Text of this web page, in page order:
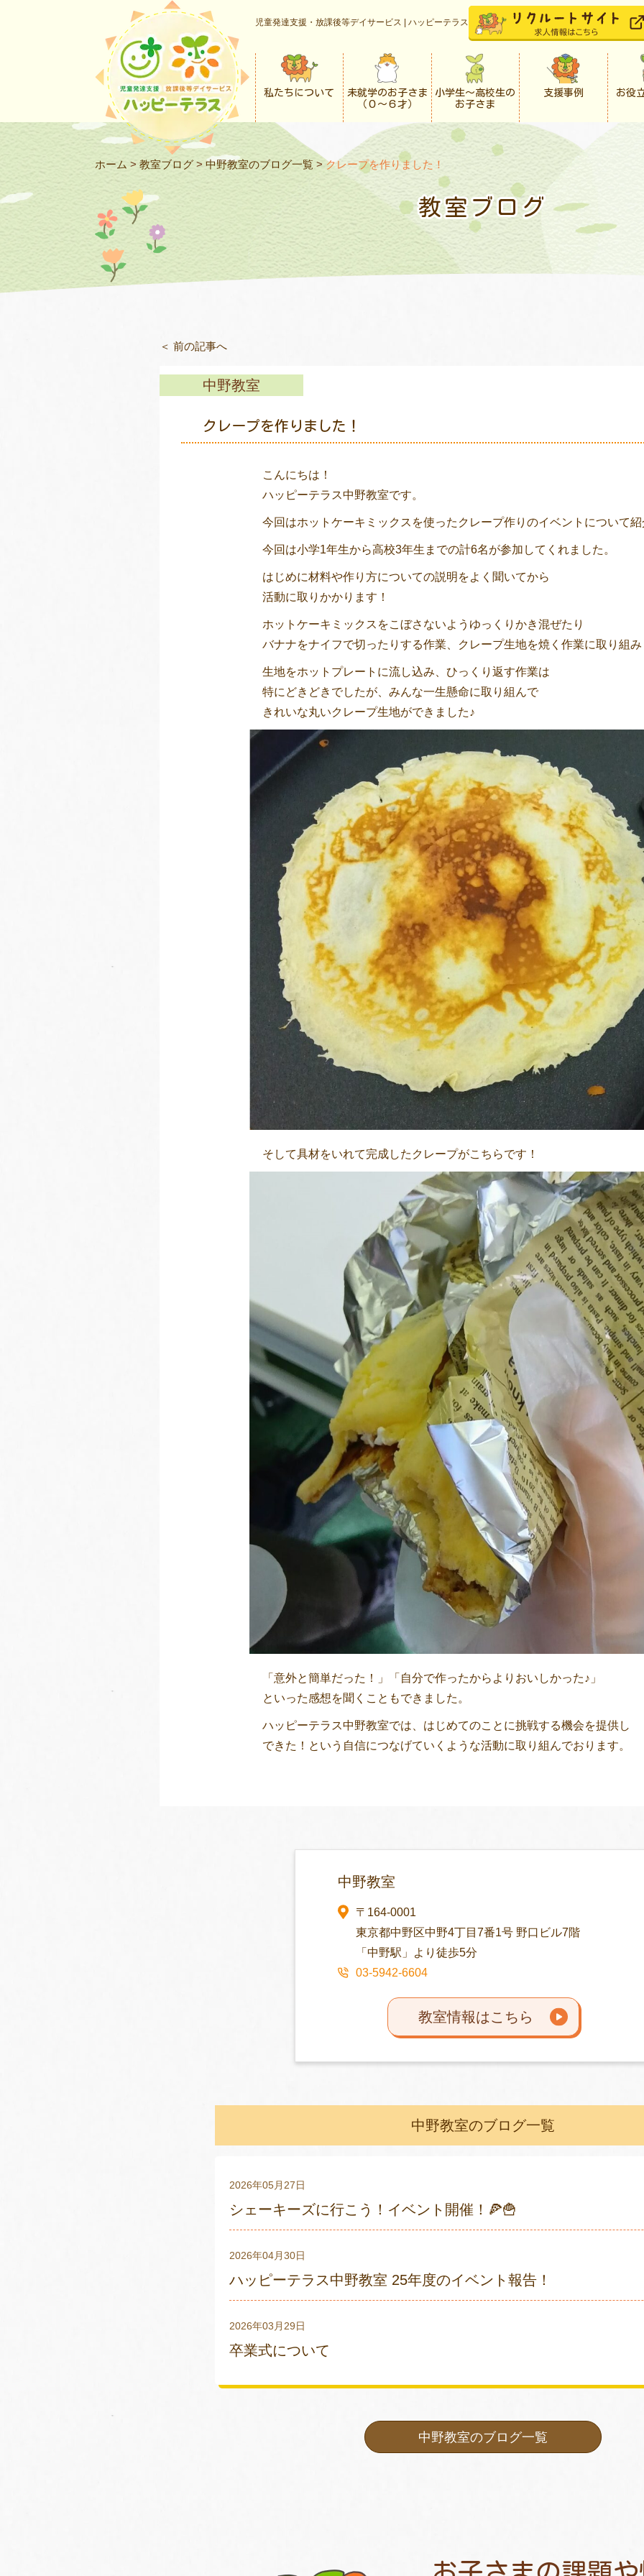
児童発達支援・放課後等デイサービス | ハッピーテラス
私たちについて
未就学のお子さま
（０〜６才）
小学生〜高校生の
お子さま
支援事例 お役
ホーム > 教室ブログ > 中野教室のブログ一覧 > クレープを作りました！
教室ブログ
＜ 前の記事へ
中野教室
クレープを作りました！
こんにちは！
ハッピーテラス中野教室です。
今回はホットケーキミックスを使ったクレープ作りのイベントについて
今回は小学1年生から高校3年生までの計6名が参加してくれました。
はじめに材料や作り方についての説明をよく聞いてから
活動に取りかかります！
ホットケーキミックスをこぼさないようゆっくりかき混ぜたり
バナナをナイフで切ったりする作業、クレープ生地を焼く作業に取り組
生地をホットプレートに流し込み、ひっくり返す作業は
特にどきどきでしたが、みんな一生懸命に取り組んで
きれいな丸いクレープ生地ができました♪
そして具材をいれて完成したクレープがこちらです！
「意外と簡単だった！」「自分で作ったからよりおいしかった♪」
といった感想を聞くこともできました。
ハッピーテラス中野教室では、はじめてのことに挑戦する機会を提供し
できた！という自信につなげていくような活動に取り組んでおります。
中野教室
〒164-0001
東京都中野区中野4丁目7番1号 野口ビル7階
「中野駅」より徒歩5分
03-5942-6604
教室情報はこちら
中野教室のブログ一覧
2026年05月27日
シェーキーズに行こう！イベント開催！🍕🍟
2026年04月30日
ハッピーテラス中野教室 25年度のイベント報告！
2026年03月29日
卒業式について
中野教室のブログ一覧